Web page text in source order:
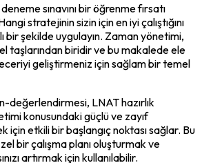
sınavını bir öğrenme fırsatı
stratejinin sizin için en iyi çalıştığını
bir şekilde uygulayın. Zaman yönetimi,
taşlarından biridir ve bu makalede ele
geliştirmeniz için sağlam bir temel
değerlendirmesi, LNAT hazırlık
konusundaki güçlü ve zayıf
için etkili bir başlangıç noktası sağlar. Bu
bir çalışma planı oluşturmak ve
artırmak için kullanılabilir.